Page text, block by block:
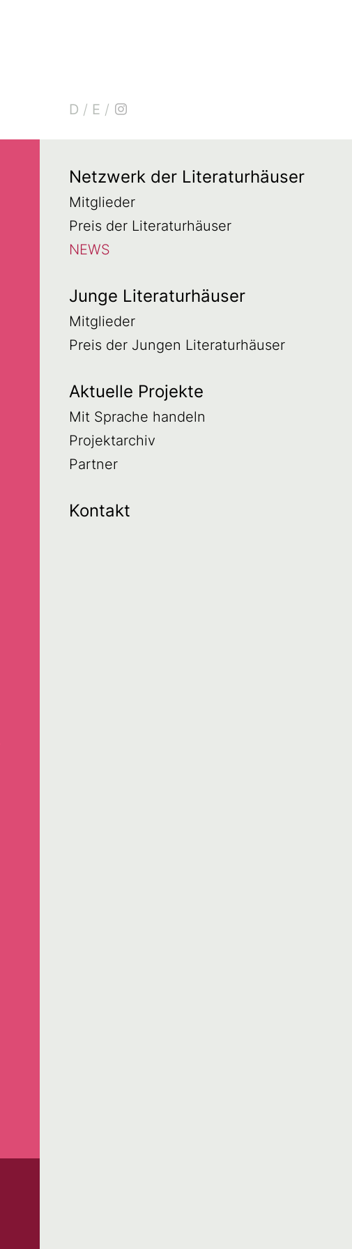
D / E /
Netzwerk der Literaturhäuser
Mitglieder
Preis der Literaturhäuser
NEWS
Junge Literaturhäuser
Mitglieder
Preis der Jungen Literaturhäuser
Aktuelle Projekte
Mit Sprache handeln
Projektarchiv
Partner
Kontakt